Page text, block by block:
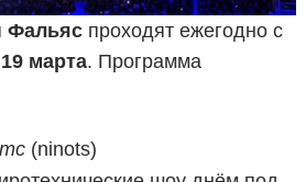
Фальяспроходят ежегодно с
19 марта. Программа
(ninots)